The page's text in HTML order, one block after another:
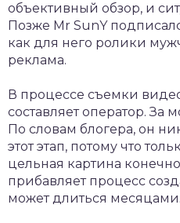
объективный обзор, и
Позже Mr SunY
как для него ролики
реклама.
В процессе съемки
составляет оператор. За
По словам блогера, он
этот этап, потому что
цельная картина
прибавляет процесс
может длиться месяцами.